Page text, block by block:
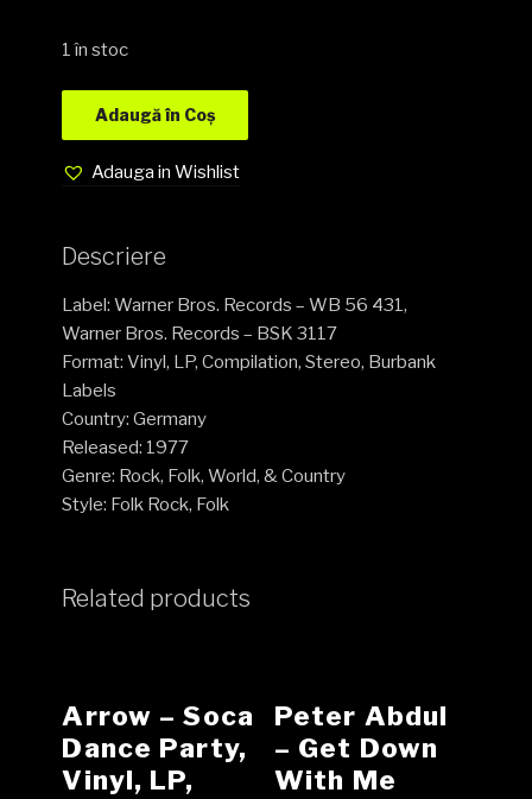
1 în stoc
Adaugă în Coș
Adauga in Wishlist
Descriere
Label: Warner Bros. Records – WB 56 431,
Warner Bros. Records – BSK 3117
Format: Vinyl, LP, Compilation, Stereo, Burbank
Labels
Country: Germany
Released: 1977
Genre: Rock, Folk, World, & Country
Style: Folk Rock, Folk
Related products
Arrow – Soca
Dance Party,
Vinyl, LP,
Peter Abdul
‎– Get Down
With Me